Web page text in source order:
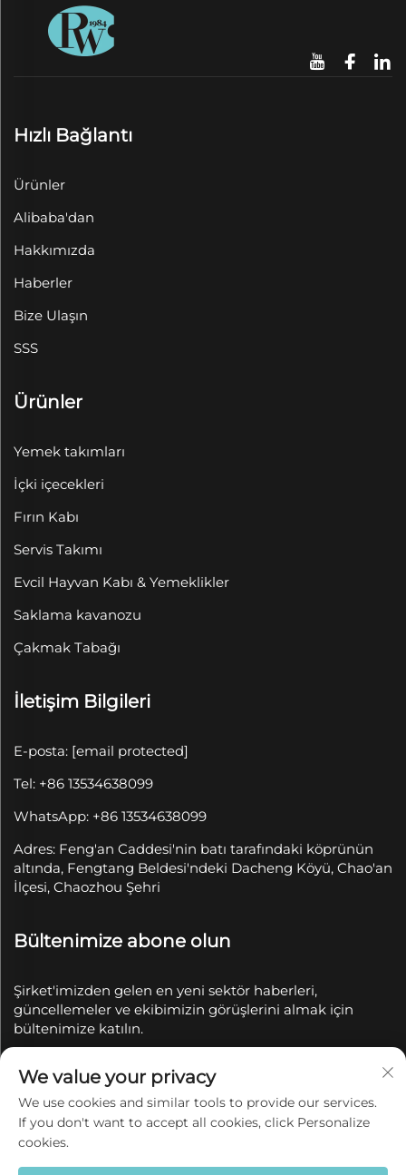
Hızlı Bağlantı
Ürünler
Alibaba'dan
Hakkımızda
Haberler
Bize Ulaşın
SSS
Ürünler
Yemek takımları
İçki içecekleri
Fırın Kabı
Servis Takımı
Evcil Hayvan Kabı & Yemeklikler
Saklama kavanozu
Çakmak Tabağı
İletişim Bilgileri
E-posta: [email protected]
Tel: +86 13534638099
WhatsApp: +86 13534638099
Adres: Feng'an Caddesi'nin batı tarafındaki köprünün
altında, Fengtang Beldesi'ndeki Dacheng Köyü, Chao'an
İlçesi, Chaozhou Şehri
Bültenimize abone olun
Şirket'imizden gelen en yeni sektör haberleri,
güncellemeler ve ekibimizin görüşlerini almak için
bültenimize katılın.
Telif Hakkı © 2025 Chaozhou Qianyue Seramik Sanayi
ve Ticaret A.Ş. tarafından saklıdır.
Gizlilik politikası
We value your privacy
We use cookies and similar tools to provide our services.
If you don't want to accept all cookies, click Personalize
cookies.